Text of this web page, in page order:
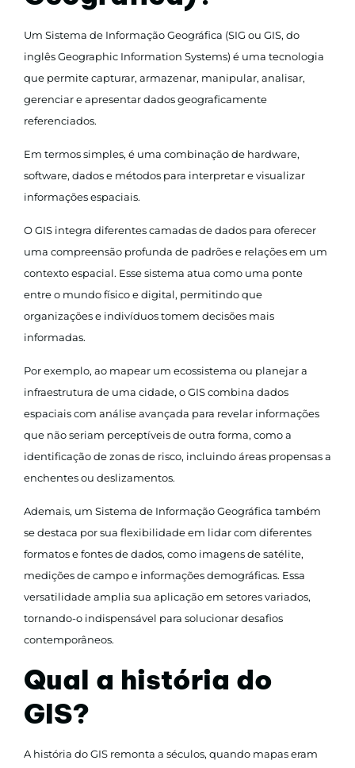
Um Sistema de Informação Geográfica (SIG ou GIS, do
inglês Geographic Information Systems) é uma tecnologia
que permite capturar, armazenar, manipular, analisar,
gerenciar e apresentar dados geograficamente
referenciados.
Em termos simples, é uma combinação de hardware,
software, dados e métodos para interpretar e visualizar
informações espaciais.
O GIS integra diferentes camadas de dados para oferecer
uma compreensão profunda de padrões e relações em um
contexto espacial. Esse sistema atua como uma ponte
entre o mundo físico e digital, permitindo que
organizações e indivíduos tomem decisões mais
informadas.
Por exemplo, ao mapear um ecossistema ou planejar a
infraestrutura de uma cidade, o GIS combina dados
espaciais com análise avançada para revelar informações
que não seriam perceptíveis de outra forma, como a
identificação de zonas de risco, incluindo áreas propensas a
enchentes ou deslizamentos.
Ademais, um Sistema de Informação Geográfica também
se destaca por sua flexibilidade em lidar com diferentes
formatos e fontes de dados, como imagens de satélite,
medições de campo e informações demográficas. Essa
versatilidade amplia sua aplicação em setores variados,
tornando-o indispensável para solucionar desafios
contemporâneos.
Qual a história do
GIS?
A história do GIS remonta a séculos, quando mapas eram